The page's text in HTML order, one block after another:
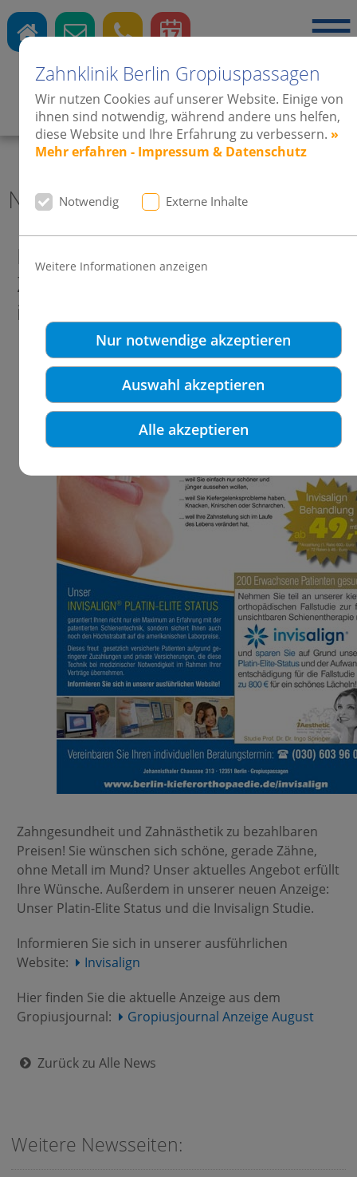
Zahnklinik Berlin Gropiuspassagen
Wir nutzen Cookies auf unserer Website. Einige von
ihnen sind notwendig, während andere uns helfen,
diese Website und Ihre Erfahrung zu verbessern. »
Mehr erfahren - Impressum & Datenschutz
Notwendig Externe Inhalte
Weitere Informationen anzeigen
Nur notwendige akzeptieren
Auswahl akzeptieren
Alle akzeptieren
Zahnärzte ·Kieferorthopädie ·Implantate
News 2011 Zahnklinik Berlin
Die Invisalign®-Experten in der
Zahnklinik Berlin Gropiuspassagen
informieren:
Zahngesundheit und Zahnästhetik zu bezahlbaren
Preisen! Sie wünschen sich schöne, gerade Zähne,
ohne Metall im Mund? Unser aktuelles Angebot erfüllt
Ihre Wünsche. Außerdem in unserer neuen Anzeige:
Unser Platin-Elite Status und die Invisalign Studie.
Informieren Sie sich in unserer ausführlichen
Website:
Invisalign
Hier finden Sie die aktuelle Anzeige aus dem
Gropiusjournal:
Gropiusjournal Anzeige August
Zurück zu Alle News
Weitere Newsseiten: